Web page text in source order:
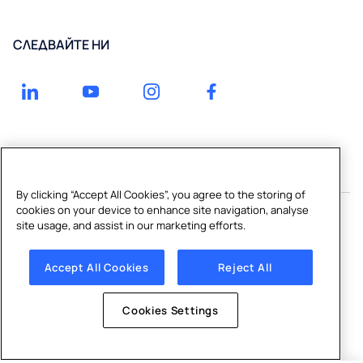
Фонтани
пълнители
Системи
филтрация
на
питейна
вода
Омекотители
Спортни и
пространства
България
запитване
СЛЕДВАЙТЕ НИ
Политика за лични данни
Бисквитки |Cookies Settings
By clicking “Accept All Cookies”, you agree to the storing of
cookies on your device to enhance site navigation, analyse
site usage, and assist in our marketing efforts.
Accept All Cookies Reject All
Cookies Settings